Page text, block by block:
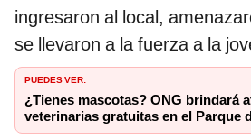
ingresaron al local,
se llevaron a la fuerza a la
PUEDES VER:
¿Tienes mascotas? ONG brindará
veterinarias gratuitas en el Parque